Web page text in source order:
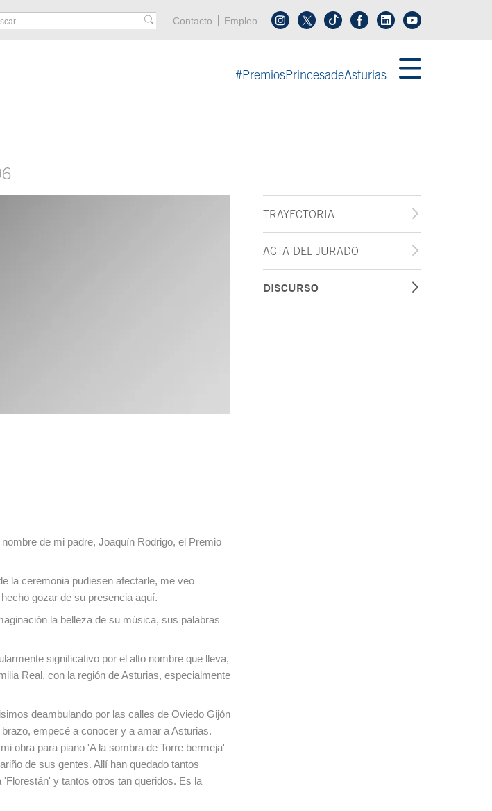
Menú cabecera
Contacto Empleo Síguenos en tiktokSíguenos en linkedin
#PremiosPrincesadeAsturias
de mi padre, Joaquín Rodrigo, el Premio
la ceremonia pudiesen afectarle, me veo
gozar de su presencia aquí.
la belleza de su música, sus palabras
significativo por el alto nombre que lleva,
Real, con la región de Asturias, especialmente
deambulando por las calles de Oviedo Gijón
empecé a conocer y a amar a Asturias.
obra para piano 'A la sombra de Torre bermeja'
de sus gentes. Allí han quedado tantos
y tantos otros tan queridos. Es la
TRAYECTORIA
ACTA DEL JURADO
DISCURSO